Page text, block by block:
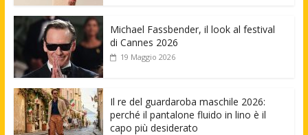
Michael Fassbender, il look al festival
di Cannes 2026
19 Maggio 2026
Il re del guardaroba maschile 2026:
perché il pantalone fluido in lino è il
capo più desiderato